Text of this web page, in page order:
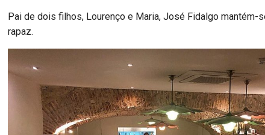
Pai de dois filhos, Lourenço e Maria, José Fidalgo mantém-
rapaz.